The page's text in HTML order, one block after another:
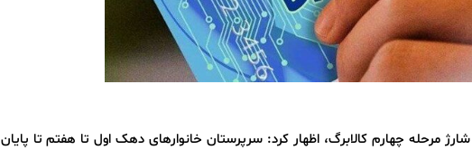
مرحله چهارم کالابرگ، اظهار کرد: سرپرستان خانوارهای دهک اول تا هفتم تا پایان